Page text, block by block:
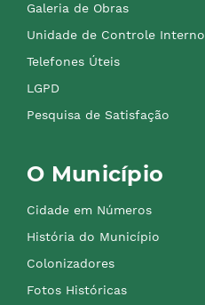
Galeria de Obras
Unidade de Controle Interno
Telefones Úteis
LGPD
Pesquisa de Satisfação
O Município
Cidade em Números
História do Município
Colonizadores
Fotos Históricas